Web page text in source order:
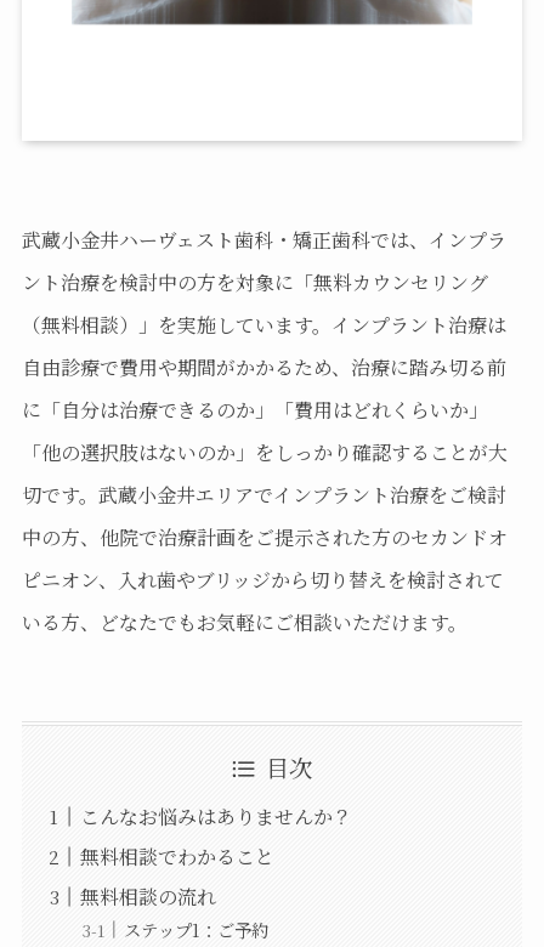
武蔵小金井ハーヴェスト歯科・矯正歯科では、インプラ
ント治療を検討中の方を対象に「無料カウンセリング
（無料相談）」を実施しています。インプラント治療は
自由診療で費用や期間がかかるため、治療に踏み切る前
に「自分は治療できるのか」「費用はどれくらいか」
「他の選択肢はないのか」をしっかり確認することが大
切です。武蔵小金井エリアでインプラント治療をご検討
中の方、他院で治療計画をご提示された方のセカンドオ
ピニオン、入れ歯やブリッジから切り替えを検討されて
いる方、どなたでもお気軽にご相談いただけます。
目次
こんなお悩みはありませんか？
無料相談でわかること
無料相談の流れ
ステップ1：ご予約